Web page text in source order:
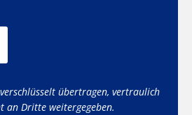
übertragen, vertraulich
an Dritte weitergegeben.